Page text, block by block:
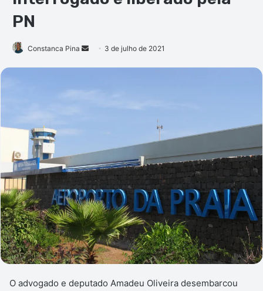
PN
Constanca Pina
Mande
mail
3 de julho de 2021
O advogado e deputado Amadeu Oliveira desembarcou